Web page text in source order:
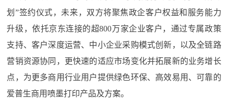
划”签约仪式，未来，双方将聚焦政企客户权益和服务能力
升级，依托京东连接的超800万家企业客户，通过专属政策
支持、客户深度运营、中小企业采购模式创新，以及全链路
营销资源协同，更快速的适应市场变化并拓展新的业务增长
点，为更多商用行业用户提供绿色环保、高效易用、可靠的
爱普生商用喷墨打印产品及方案。